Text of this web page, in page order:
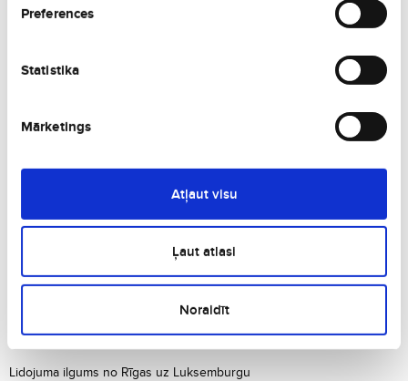
Preferences
Statistika
Mārketings
Atļaut visu
Ļaut atlasi
Noraidīt
autobusu un tramvaju.
Oficiālā valūta ir eiro (EUR). Luksemburga ir viena no dārgākajām
izmitināšanu.
Luksemburgā ir bagāts kultūras kalendārs ar festivāliem, mākslas
izstādēm un klasiskās mūzikas koncertiem, kas atspoguļo valsts
multikulturālo raksturu.
(kartupeļu pankūkas) un vietējos vīnus no
Mozeles ielejas.
Lidojuma ilgums no Rīgas uz Luksemburgu